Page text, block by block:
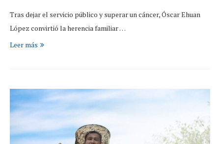
Tras dejar el servicio público y superar un cáncer, Óscar Ehuan
López convirtió la herencia familiar …
Leer más